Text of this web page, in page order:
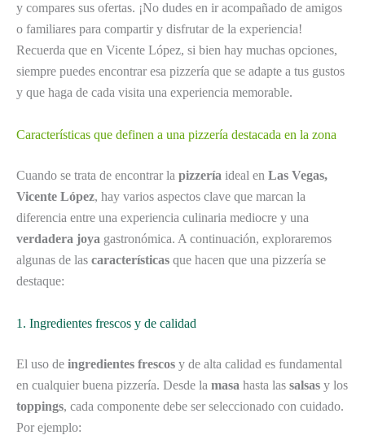
y compares sus ofertas. ¡No dudes en ir acompañado de amigos
o familiares para compartir y disfrutar de la experiencia!
Recuerda que en Vicente López, si bien hay muchas opciones,
siempre puedes encontrar esa pizzería que se adapte a tus gustos
y que haga de cada visita una experiencia memorable.
Características que definen a una pizzería destacada en la zona
Cuando se trata de encontrar la pizzería ideal en Las Vegas,
Vicente López, hay varios aspectos clave que marcan la
diferencia entre una experiencia culinaria mediocre y una
verdadera joya gastronómica. A continuación, exploraremos
algunas de las características que hacen que una pizzería se
destaque:
1. Ingredientes frescos y de calidad
El uso de ingredientes frescos y de alta calidad es fundamental
en cualquier buena pizzería. Desde la masa hasta las salsas y los
toppings, cada componente debe ser seleccionado con cuidado.
Por ejemplo: